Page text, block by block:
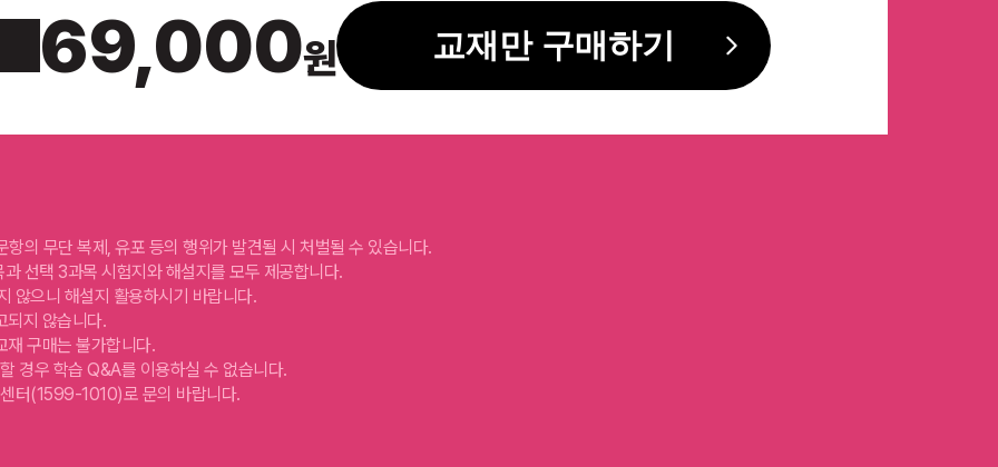
메가스터디
69,000원 교재만 구매하기
의 무단 복제, 유포 등의 행위가 발견될 시 처벌될 수 있습니다.
선택 3과목 시험지와 해설지를 모두 제공합니다.
않으니 해설지 활용하시기 바랍니다.
되지 않습니다.
재 구매는 불가합니다.
경우 학습 Q&A를 이용하실 수 없습니다.
터(1599-1010)로 문의 바랍니다.